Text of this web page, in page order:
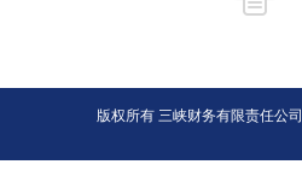
版权所有 三峡财务有限责任公司